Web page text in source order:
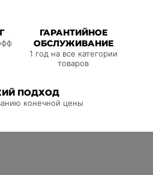
ГАРАНТИЙНОЕ
ОБСЛУЖИВАНИЕ
1 год на все категории
товаров
ПОДХОД
конечной цены